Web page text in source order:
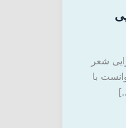
شعر
با